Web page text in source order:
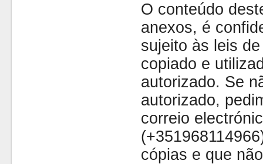
O conteúdo
anexos, é
sujeito às leis
copiado e
autorizado. Se
autorizado,
correio
cópias e que